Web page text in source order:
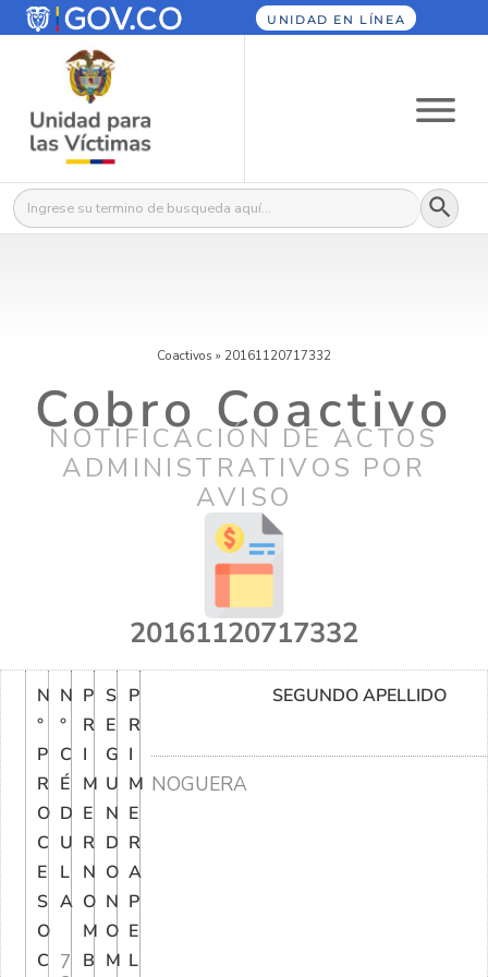
UNIDAD EN LÍNEA
Buscar: Botón
Coactivos » 20161120717332
Cobro Coactivo
NOTIFICACIÓN DE ACTOS
ADMINISTRATIVOS POR
AVISO
20161120717332
N
°
P
R
O
C
E
S
O
C
N
°
C
É
D
U
L
A
7
P
R
I
M
E
R
N
O
M
B
S
E
G
U
N
D
O
N
O
M
P
R
I
M
E
R
A
P
E
L
SEGUNDO APELLIDO
NOGUERA